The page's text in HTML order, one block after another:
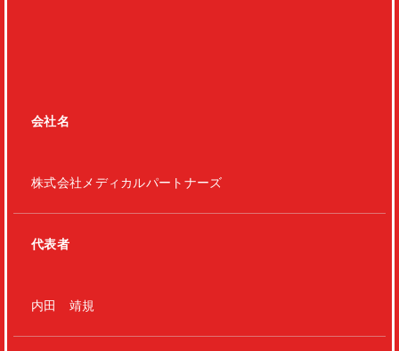
会社名
株式会社メディカルパートナーズ
代表者
内田 靖規